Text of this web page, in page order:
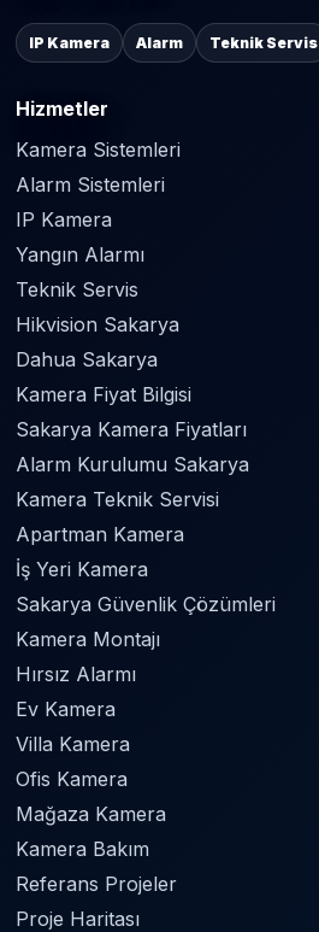
IP Kamera Alarm Teknik Servis
Hizmetler
Kamera Sistemleri
Alarm Sistemleri
IP Kamera
Yangın Alarmı
Teknik Servis
Hikvision Sakarya
Dahua Sakarya
Kamera Fiyat Bilgisi
Sakarya Kamera Fiyatları
Alarm Kurulumu Sakarya
Kamera Teknik Servisi
Apartman Kamera
İş Yeri Kamera
Sakarya Güvenlik Çözümleri
Kamera Montajı
Hırsız Alarmı
Ev Kamera
Villa Kamera
Ofis Kamera
Mağaza Kamera
Kamera Bakım
Referans Projeler
Proje Haritası